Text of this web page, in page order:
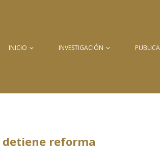
INICIO INVESTIGACIÓN
detiene reforma